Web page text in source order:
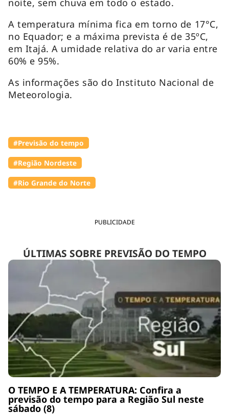
PUBLICIDADE
ÚLTIMAS SOBRE PREVISÃO DO TEMPO
O TEMPO E A TEMPERATURA: Confira a
previsão do tempo para a Região Sul neste
sábado (8)
A temperatura mínima fica em torno de 17°C,
no Equador; e a máxima prevista é de 35ºC,
em Itajá. A umidade relativa do ar varia entre
60% e 95%.
As informações são do Instituto Nacional de
Meteorologia.
#Previsão do tempo
#Região Nordeste
#Rio Grande do Norte